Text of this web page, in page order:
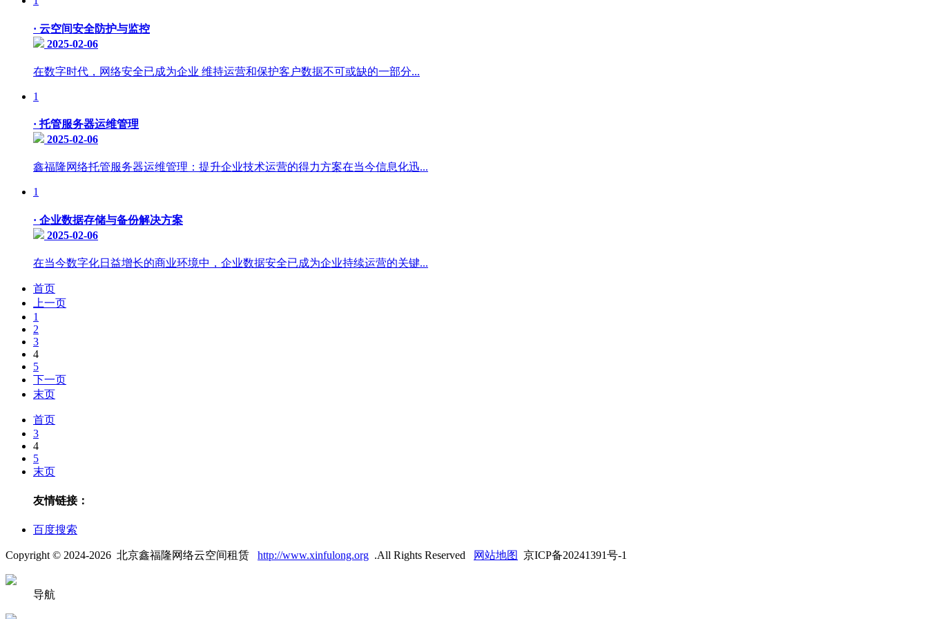
· 云空间安全防护与监控
2025-02-06
在数字时代，网络安全已成为企业 维持运营和保护客户数据不可或缺的一部分...
1
· 托管服务器运维管理
2025-02-06
鑫福隆网络托管服务器运维管理：提升企业技术运营的得力方案在当今信息化迅...
1
· 企业数据存储与备份解决方案
2025-02-06
在当今数字化日益增长的商业环境中，企业数据安全已成为企业持续运营的关键...
首页
上一页
1
2
3
4
5
下一页
末页
首页
3
4
5
末页
友情链接：
百度搜索
Copyright © 2024-2026 北京鑫福隆网络云空间租赁 http://www.xinfulong.org .All Rights Reserved 网站地图 京ICP备20241391号-1
导航